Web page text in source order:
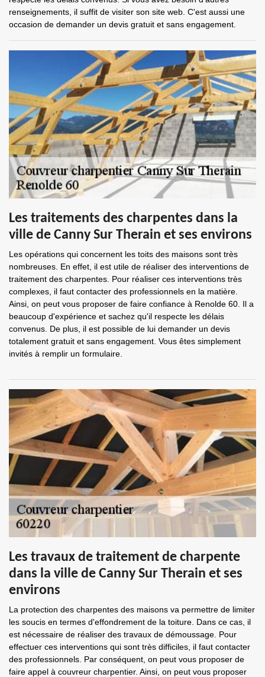
renseignements, il suffit de visiter son site web. C'est aussi une
occasion de demander un devis gratuit et sans engagement.
Les traitements des charpentes dans la
ville de Canny Sur Therain et ses environs
Les opérations qui concernent les toits des maisons sont très
nombreuses. En effet, il est utile de réaliser des interventions de
traitement des charpentes. Pour réaliser ces interventions très
complexes, il faut contacter des professionnels en la matière.
Ainsi, on peut vous proposer de faire confiance à Renolde 60. Il a
beaucoup d'expérience et sachez qu'il respecte les délais
convenus. De plus, il est possible de lui demander un devis
totalement gratuit et sans engagement. Vous êtes simplement
invités à remplir un formulaire.
Les travaux de traitement de charpente
dans la ville de Canny Sur Therain et ses
environs
La protection des charpentes des maisons va permettre de limiter
les soucis en termes d'effondrement de la toiture. Dans ce cas, il
est nécessaire de réaliser des travaux de démoussage. Pour
effectuer ces interventions qui sont très difficiles, il faut contacter
des professionnels. Par conséquent, on peut vous proposer de
faire appel à couvreur charpentier. Ainsi, on peut vous proposer